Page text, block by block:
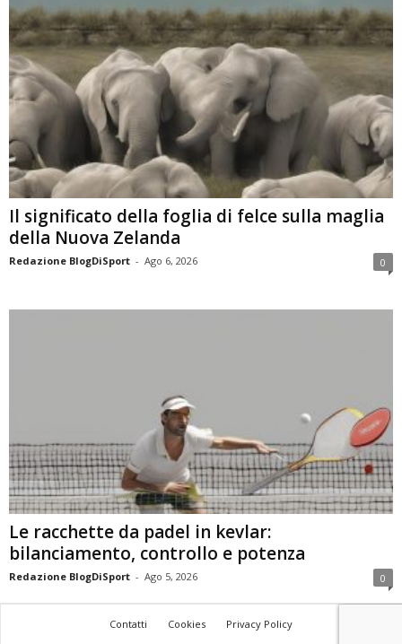
Il significato della foglia di felce sulla maglia
della Nuova Zelanda
Redazione BlogDiSport - Ago 6, 2026 0
Le racchette da padel in kevlar:
bilanciamento, controllo e potenza
Redazione BlogDiSport - Ago 5, 2026 0
Contatti Cookies Privacy Policy